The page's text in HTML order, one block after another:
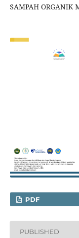
SAMPAH ORGANIK
PDF
PUBLISHED